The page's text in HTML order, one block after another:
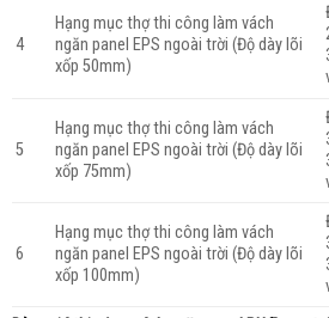
4
Hạng mục thợ thi công làm vách
ngăn panel EPS ngoài trời (Độ dày lõi
xốp 50mm)
5
Hạng mục thợ thi công làm vách
ngăn panel EPS ngoài trời (Độ dày lõi
xốp 75mm)
6
Hạng mục thợ thi công làm vách
ngăn panel EPS ngoài trời (Độ dày lõi
xốp 100mm)